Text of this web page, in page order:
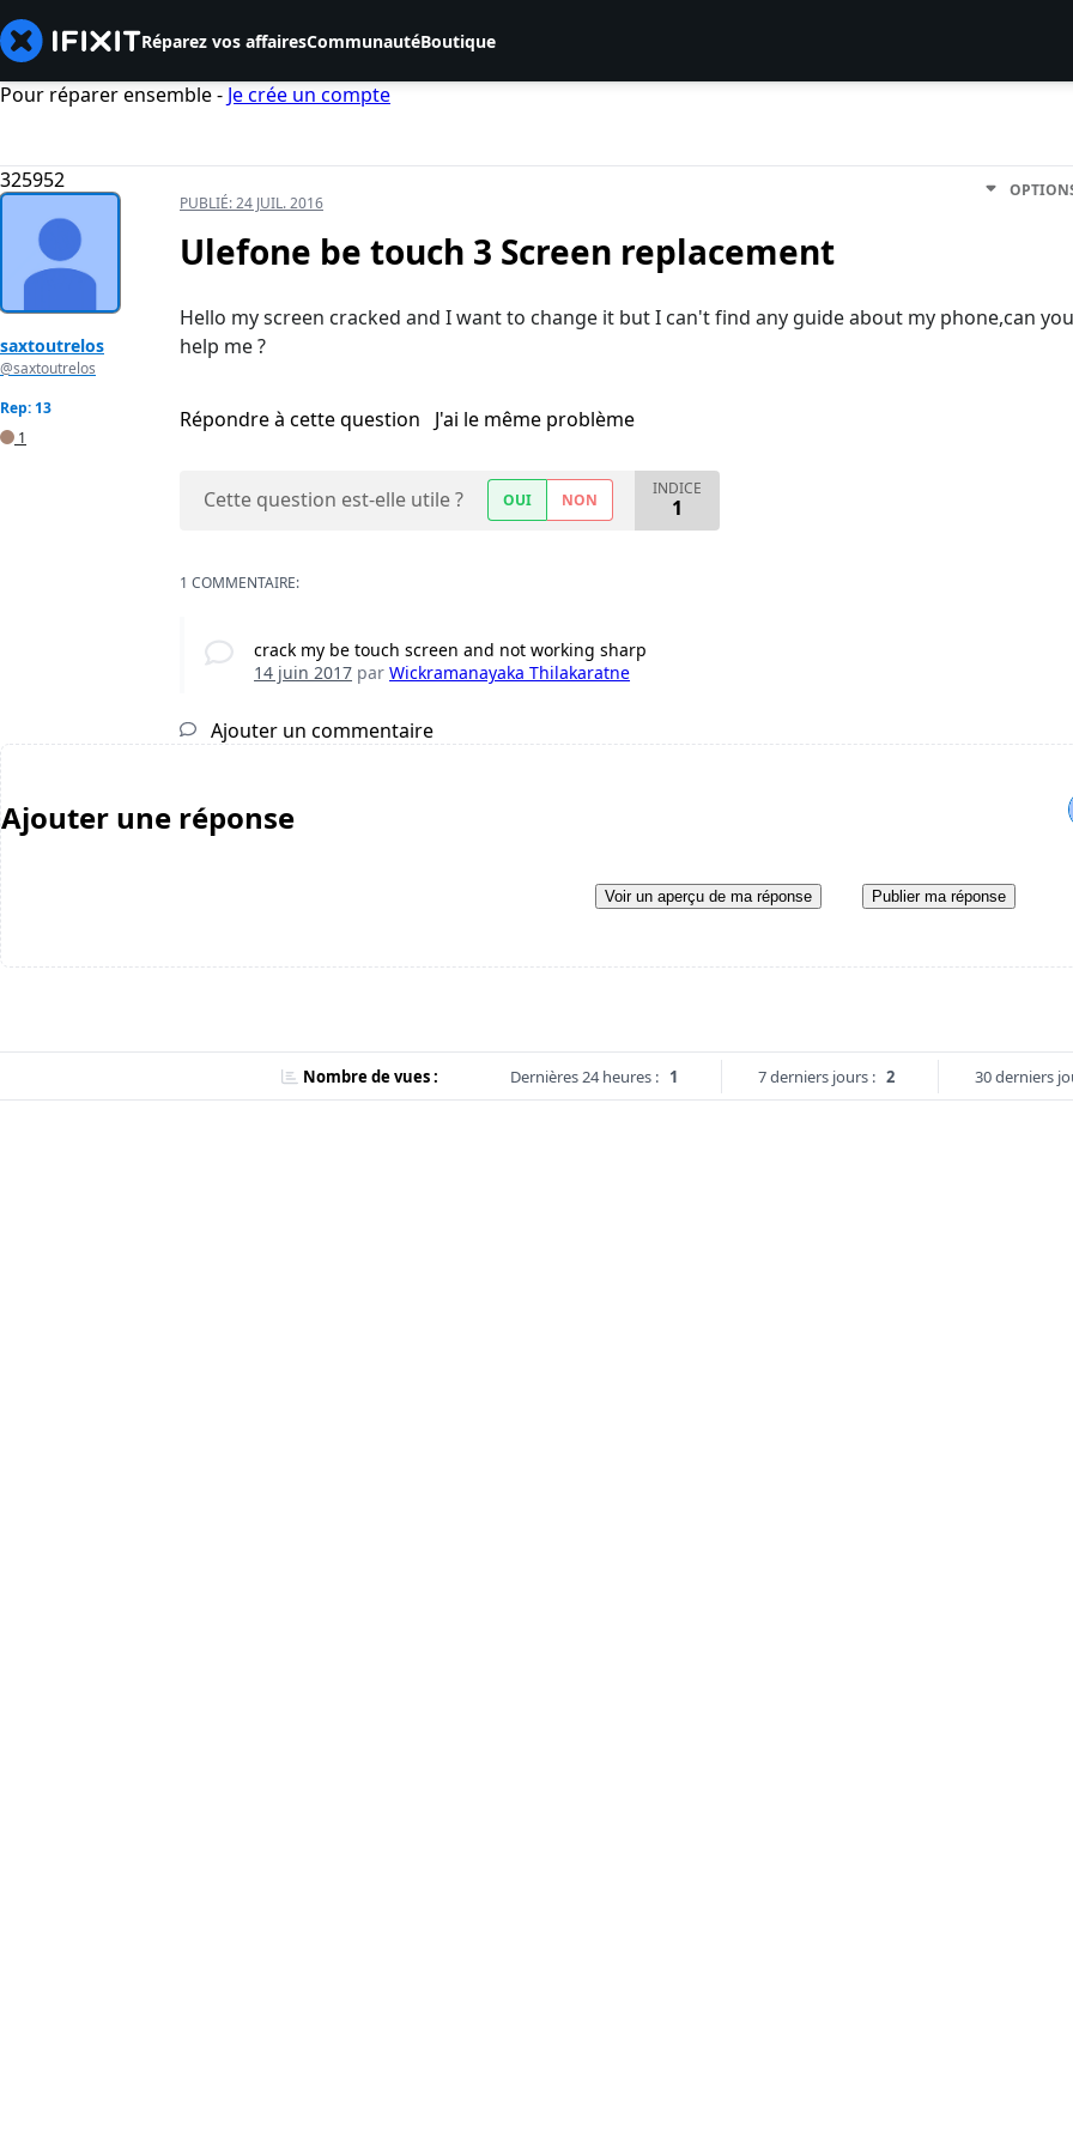
Réparez vos affairesCommunautéBoutique
Pour réparer ensemble - Je crée un compte
325952
saxtoutrelos
@saxtoutrelos
Rep: 13
1
PUBLIÉ:24 JUIL. 2016
Ulefone be touch 3 Screen replacement
Hello my screen cracked and I want to change it but I can't find any guide about my phone,can you
help me ?
Répondre à cette question J'ai le même problème
Cette question est-elle utile ? OUI NON
INDICE
1
1 COMMENTAIRE:
crack my be touch screen and not working sharp
14 juin 2017 parWickramanayaka Thilakaratne
Ajouter un commentaire
Ajouter une réponse
Voir un aperçu de ma réponse Publier ma réponse
Nombre de vues : Dernières 24 heures : 1 7 derniers jours : 2 30 derniers